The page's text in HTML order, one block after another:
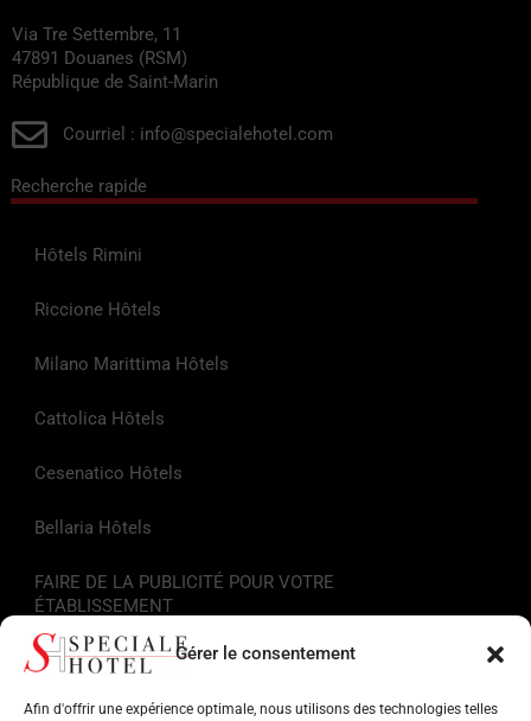
Gérer le consentement
Afin d'offrir une expérience optimale, nous utilisons des technologies telles
Via Tre Settembre, 11
47891 Douanes (RSM)
République de Saint-Marin
Courriel : info@specialehotel.com
Recherche rapide
Hôtels Rimini
Riccione Hôtels
Milano Marittima Hôtels
Cattolica Hôtels
Cesenatico Hôtels
Bellaria Hôtels
FAIRE DE LA PUBLICITÉ POUR VOTRE
ÉTABLISSEMENT
Liens utiles